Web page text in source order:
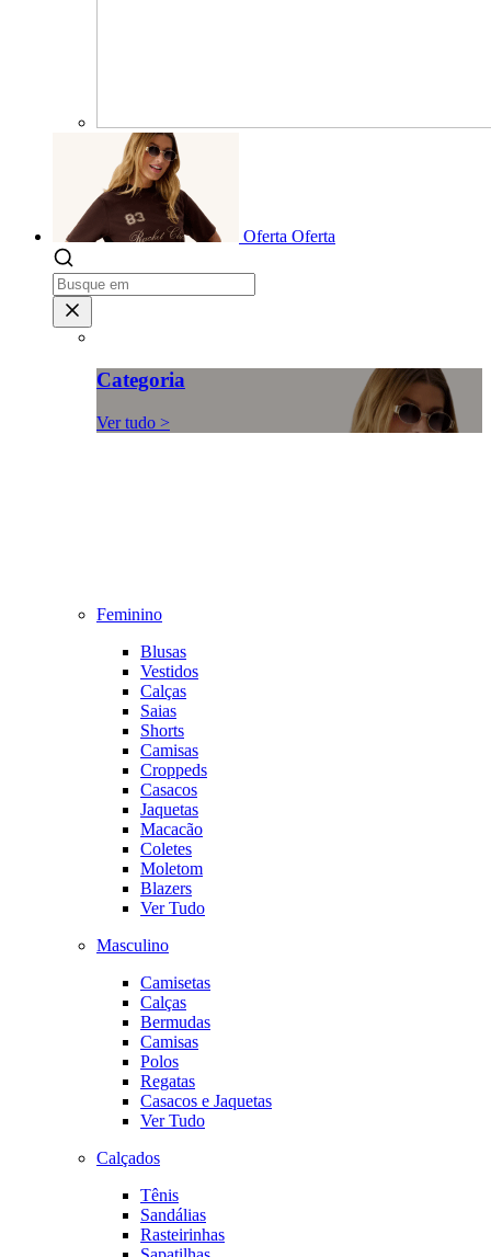
Oferta Oferta
Categoria
Ver tudo >
Feminino
Blusas
Vestidos
Calças
Saias
Shorts
Camisas
Croppeds
Casacos
Jaquetas
Macacão
Coletes
Moletom
Blazers
Ver Tudo
Masculino
Camisetas
Calças
Bermudas
Camisas
Polos
Regatas
Casacos e Jaquetas
Ver Tudo
Calçados
Tênis
Sandálias
Rasteirinhas